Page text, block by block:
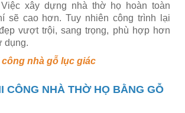
xây dựng nhà thờ họ hoàn toàn
sẽ cao hơn. Tuy nhiên công trình lại
vượt trội, sang trọng, phù hợp hơn
dụng.
công nhà gỗ lục giác
CÔNG NHÀ THỜ HỌ BẰNG GỖ